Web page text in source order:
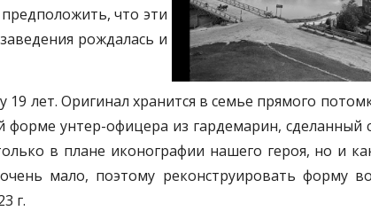
что эти
рождалась и
лет. Оригинал хранится в семье прямого
унтер-офицера из гардемарин, сделанный
в плане иконографии нашего героя, но и
мало, поэтому реконструировать форму
г.